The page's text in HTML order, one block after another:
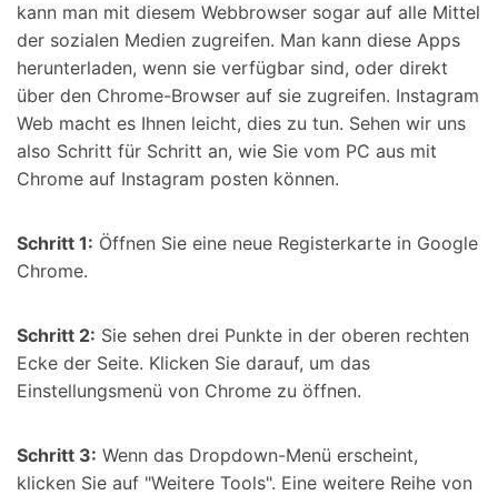
kann man mit diesem Webbrowser sogar auf alle Mittel
der sozialen Medien zugreifen. Man kann diese Apps
herunterladen, wenn sie verfügbar sind, oder direkt
über den Chrome-Browser auf sie zugreifen. Instagram
Web macht es Ihnen leicht, dies zu tun. Sehen wir uns
also Schritt für Schritt an, wie Sie vom PC aus mit
Chrome auf Instagram posten können.
Schritt 1: Öffnen Sie eine neue Registerkarte in Google
Chrome.
Schritt 2: Sie sehen drei Punkte in der oberen rechten
Ecke der Seite. Klicken Sie darauf, um das
Einstellungsmenü von Chrome zu öffnen.
Schritt 3: Wenn das Dropdown-Menü erscheint,
klicken Sie auf "Weitere Tools". Eine weitere Reihe von